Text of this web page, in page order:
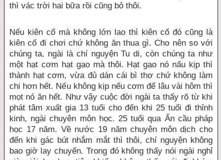
thì vác trời hai bữa rồi cũng bỏ thôi.
Nếu kiên cố mà không lớn lao thì kiên cố đó cũng là
kiên cố đi chơi chứ không ăn thua gì. Cho nên so với
chúng ta, ngài là chí nguyện Tu di, còn chúng ta như
một hạt cơm hạt gạo mà thôi. Hạt gạo nó nấu kịp thì
thành hạt cơm, vừa đủ dán cái bì thơ chứ không làm
chi hơn hết. Nếu không kịp nếu cơm để lâu vài hôm thì
mọt nó ăn hết. Như vậy cuộc đời ngài ta thấy rõ từ khi
phát tâm xuất gia 13 tuổi cho đến khi 25 tuổi đi thỉnh
kinh, ngài chuyên môn học. 25 tuổi qua Ấn cầu pháp
học 17 năm. Về nước 19 năm chuyên môn dịch cho
đến khi gác bút nhắm mắt thì thôi, chí nguyện không
bao giờ lay chuyển. Trong đó không thấy nói ngài nghỉ